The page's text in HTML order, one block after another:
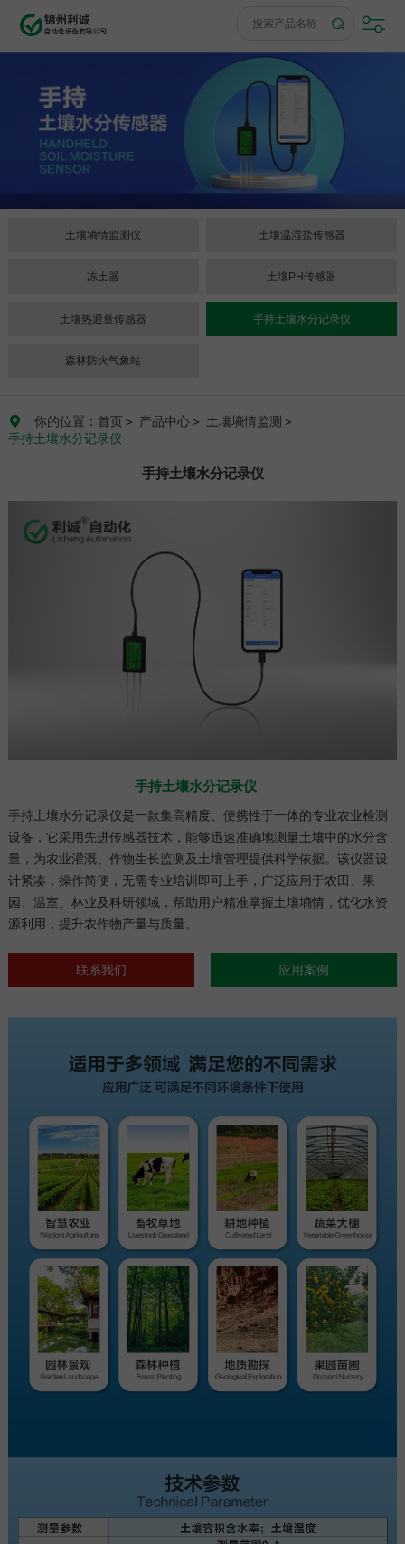
土壤墒情监测仪 土壤温湿盐传感器
冻土器 土壤PH传感器
土壤热通量传感器 手持土壤水分记录仪
森林防火气象站
 你的位置：首页 ＞ 产品中心＞ 土壤墒情监测 ＞
手持土壤水分记录仪
手持土壤水分记录仪
手持土壤水分记录仪
手持土壤水分记录仪是一款集高精度、便携性于一体的专业农业检测
设备，它采用先进传感器技术，能够迅速准确地测量土壤中的水分含
量，为农业灌溉、作物生长监测及土壤管理提供科学依据。该仪器设
计紧凑，操作简便，无需专业培训即可上手，广泛应用于农田、果
园、温室、林业及科研领域，帮助用户精准掌握土壤墒情，优化水资
源利用，提升农作物产量与质量。
联系我们 应用案例